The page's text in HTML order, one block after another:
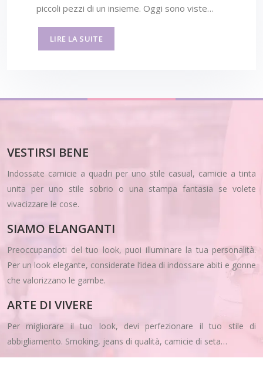
piccoli pezzi di un insieme. Oggi sono viste…
LIRE LA SUITE
VESTIRSI BENE
Indossate camicie a quadri per uno stile casual, camicie a tinta
unita per uno stile sobrio o una stampa fantasia se volete
vivacizzare le cose.
SIAMO ELANGANTI
Preoccupandoti del tuo look, puoi illuminare la tua personalità.
Per un look elegante, considerate l’idea di indossare abiti e gonne
che valorizzano le gambe.
ARTE DI VIVERE
Per migliorare il tuo look, devi perfezionare il tuo stile di
abbigliamento. Smoking, jeans di qualità, camicie di seta…